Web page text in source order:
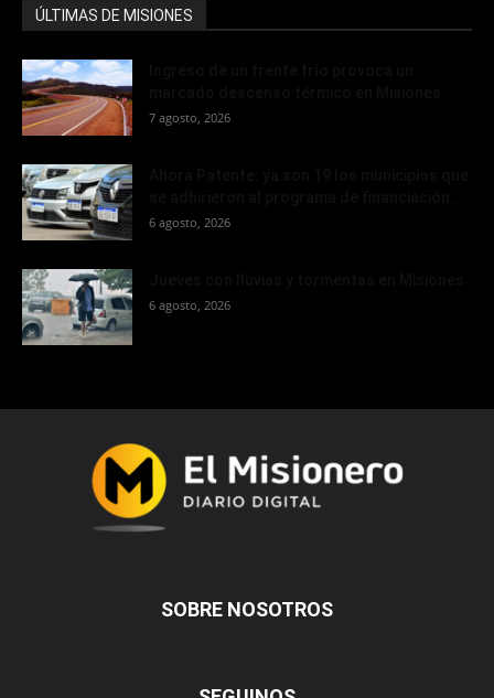
ÚLTIMAS DE MISIONES
7 agosto, 2026
6 agosto, 2026
6 agosto, 2026
SOBRE NOSOTROS